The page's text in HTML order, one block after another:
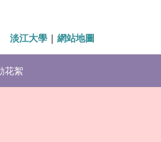
淡江大學 | 網站地圖
花絮